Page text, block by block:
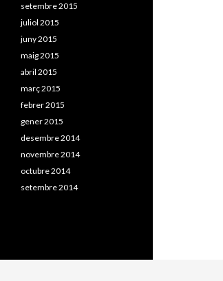
setembre 2015
juliol 2015
juny 2015
maig 2015
abril 2015
març 2015
febrer 2015
gener 2015
desembre 2014
novembre 2014
octubre 2014
setembre 2014